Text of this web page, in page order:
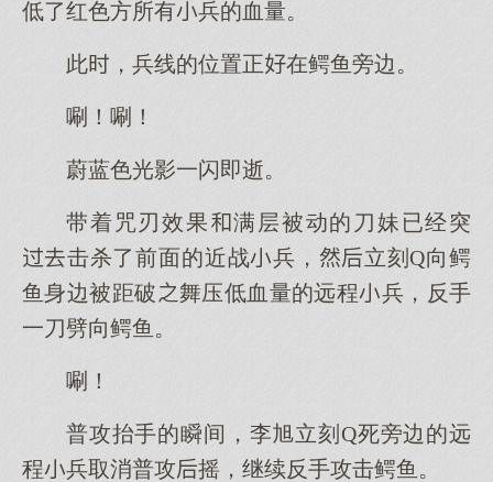
低了红色方所有兵的血量。
此，兵线的位置正在鳄鱼旁边。
唰！唰！
蔚蓝色光影一闪即逝。
带着咒刃效果满层被动的刀妹已经突
击杀了前面的近战兵，立刻Q向鳄
鱼身边被距破舞压低血量的远程兵，反手
一刀劈向鳄鱼。
唰！
普攻抬手的瞬间，李旭立刻Q死旁边的远
程兵取消普攻摇，继续反手攻击鳄鱼。